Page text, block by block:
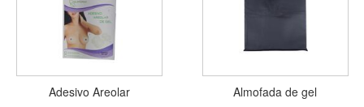
Adesivo Areolar Almofada de gel